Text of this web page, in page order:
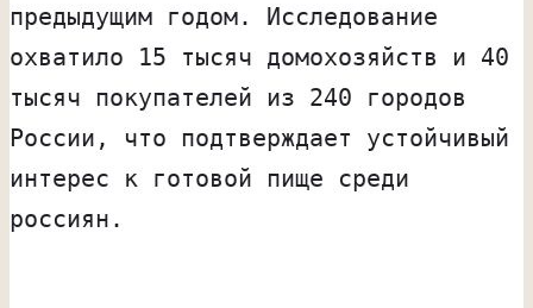
предыдущим годом. Исследование
охватило 15 тысяч домохозяйств и 40
тысяч покупателей из 240 городов
России, что подтверждает устойчивый
интерес к готовой пище среди
россиян.